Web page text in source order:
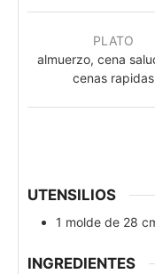
PLATO
almuerzo, cena
cenas rapidas
UTENSILIOS
1 molde de 28
INGREDIENTES